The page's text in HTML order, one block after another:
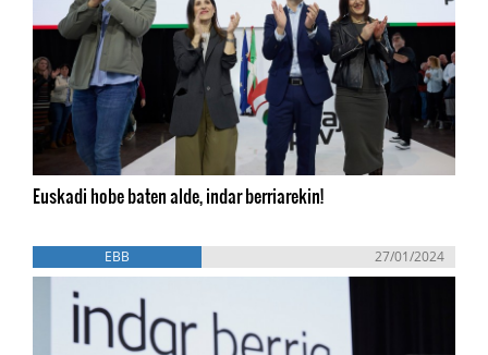
Euskadi hobe baten alde, indar berriarekin!
EBB 27/01/2024